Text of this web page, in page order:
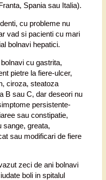
Spania sau Italia).
cu probleme nu
vad si pacienti cu mari
bolnavi hepatici.
cu gastrita,
pietre la fiere-ulcer,
ciroza, steatoza
B sau C, dar deseori nu
persistente-
sau constipatie,
sange, greata,
sau modificari de fiere
zeci de ani bolnavi
boli in spitalul